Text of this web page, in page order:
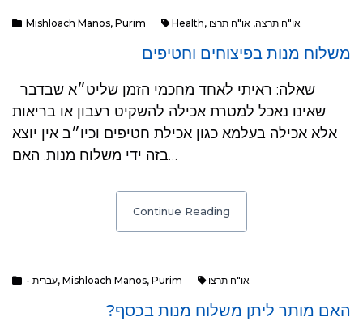
Mishloach Manos, Purim Health, או"ח תרצה, או"ח תרצו
משלוח מנות בפיצוחים וחטיפים
שאינו נאכל למטרת אכילה להשקיט רעבון או בריאות
אלא אכילה בעלמא כגון אכילת חטיפים וכיו״ב אין יוצא
בזה ידי משלוח מנות. האם…
Continue Reading
- עברית, Mishloach Manos, Purim או"ח תרצו
האם מותר ליתן משלוח מנות בכסף?